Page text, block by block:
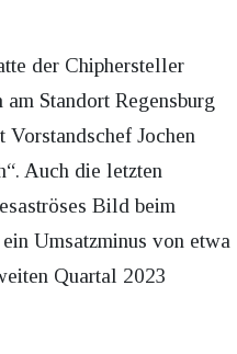
der Chiphersteller
Standort Regensburg
Vorstandschef Jochen
Auch die letzten
Bild beim
Umsatzminus von etwa
Quartal 2023